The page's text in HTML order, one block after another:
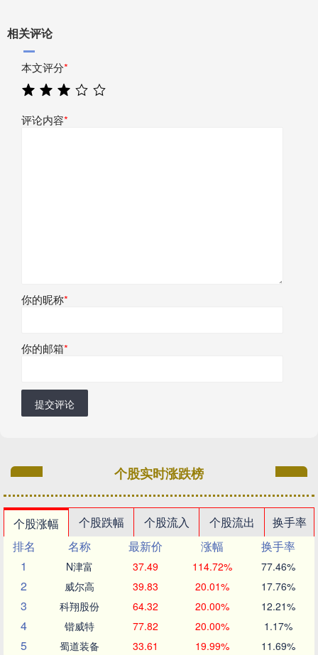
相关评论
本文评分*
评论内容*
你的昵称*
你的邮箱*
提交评论
个股实时涨跌榜
个股涨幅 个股跌幅 个股流入 个股流出
换手率
排名
名称 最新价 涨幅
换手率
1
N津富 37.49 114.72% 77.46%
2 威尔高 39.83 20.01% 17.76%
3 科翔股份 64.32 20.00% 12.21%
4 锴威特 77.82 20.00% 1.17%
5 蜀道装备 33.61 19.99% 11.69%